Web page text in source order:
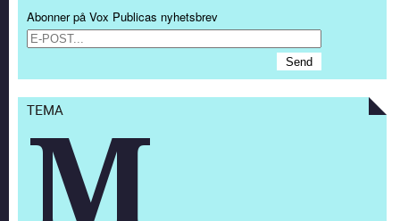
Abonner på Vox Publicas nyhetsbrev
TEMA
M